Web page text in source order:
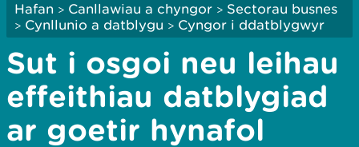
Hafan > Canllawiau a chyngor > Sectorau busnes
> Cynllunio a datblygu > Cyngor i ddatblygwyr
Sut i osgoi neu leihau
effeithiau datblygiad
ar goetir hynafol